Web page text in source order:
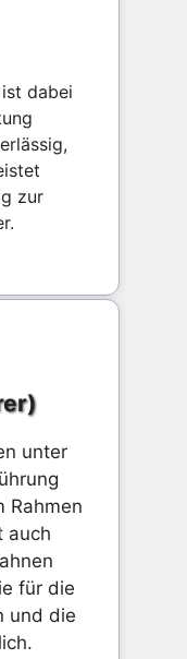
dabei
zur
unter
Rahmen
auch
für die
und die